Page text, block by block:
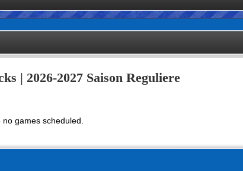
| 2026-2027 Saison Reguliere
games scheduled.